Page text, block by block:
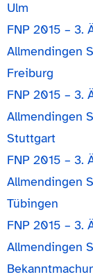
Ulm
FNP 2015 – 3.
Allmendingen
Freiburg
FNP 2015 – 3.
Allmendingen
Stuttgart
FNP 2015 – 3.
Allmendingen
Tübingen
FNP 2015 – 3.
Allmendingen